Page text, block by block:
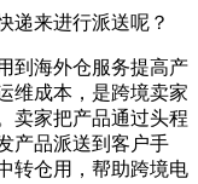
递来进行派送呢？
到海外仓服务提高产
维成本，是跨境卖家
卖家把产品通过头程
产品派送到客户手
转仓用，帮助跨境电